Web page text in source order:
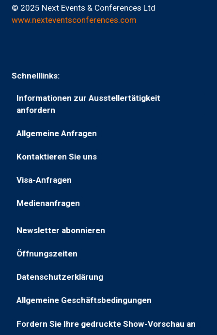
© 2025 Next Events & Conferences Ltd
www.nexteventsconferences.com
Schnelllinks:
Informationen zur Ausstellertätigkeit
anfordern
(wird
einem
Tab
Allgemeine Anfragen
(wird
einem
neuen
geöffnet)
Kontaktieren Sie uns
(öffnet
einem
neuen
Visa-Anfragen
(öffnet
einer
Registerkarte)
Medienanfragen
(öffnet
einer
Registerkarte)
Newsletter abonnieren
(öffnet
in
neuen
Öffnungszeiten
(öffnet
Tab)
Datenschutzerklärung
(öffnet
einem
Allgemeine Geschäftsbedingungen
(wird
einem
Fordern Sie Ihre gedruckte Show-Vorschau an
(öffnet